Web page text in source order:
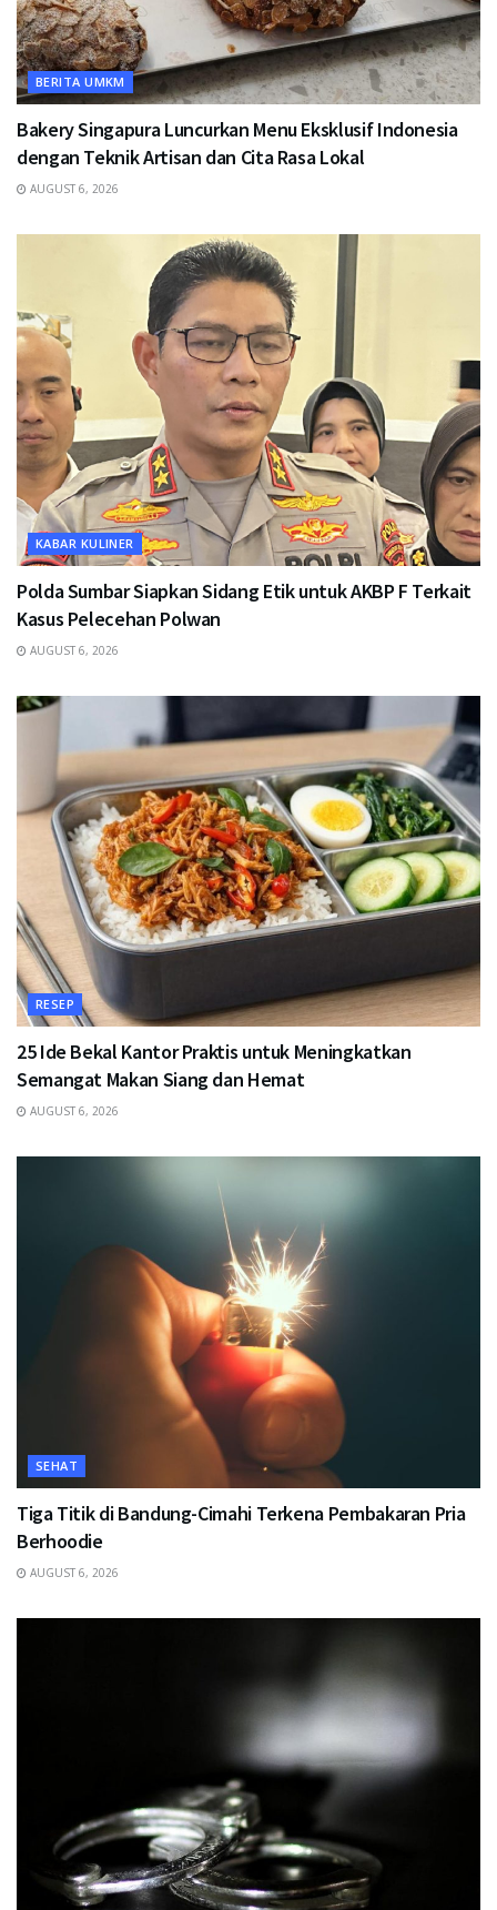
BERITA UMKM
Bakery Singapura Luncurkan Menu Eksklusif Indonesia
dengan Teknik Artisan dan Cita Rasa Lokal
AUGUST 6, 2026
KABAR KULINER
Polda Sumbar Siapkan Sidang Etik untuk AKBP F Terkait
Kasus Pelecehan Polwan
AUGUST 6, 2026
RESEP
25 Ide Bekal Kantor Praktis untuk Meningkatkan
Semangat Makan Siang dan Hemat
AUGUST 6, 2026
SEHAT
Tiga Titik di Bandung-Cimahi Terkena Pembakaran Pria
Berhoodie
AUGUST 6, 2026